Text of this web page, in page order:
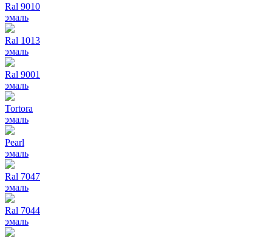
Ral 9010
эмаль
Ral 1013
эмаль
Ral 9001
эмаль
Tortora
эмаль
Pearl
эмаль
Ral 7047
эмаль
Ral 7044
эмаль